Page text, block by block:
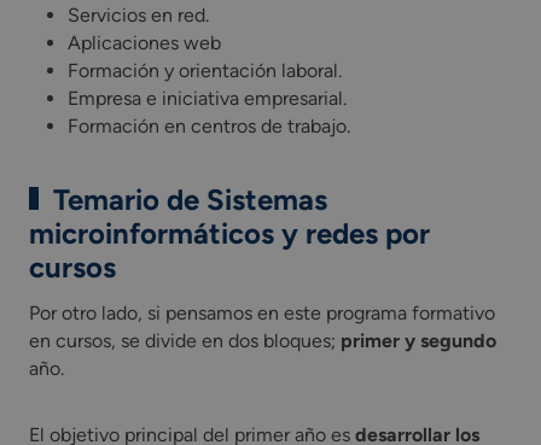
Servicios en red.
Aplicaciones web
Formación y orientación laboral.
Empresa e iniciativa empresarial.
Formación en centros de trabajo.
Temario de Sistemas
microinformáticos y redes por
cursos
Por otro lado, si pensamos en este programa formativo
en cursos, se divide en dos bloques; primer y segundo
año.
El objetivo principal del primer año es desarrollar los